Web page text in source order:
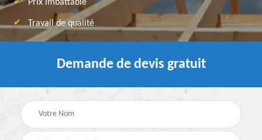
Prix imbattable
Travail de qualité
Demande de devis gratuit